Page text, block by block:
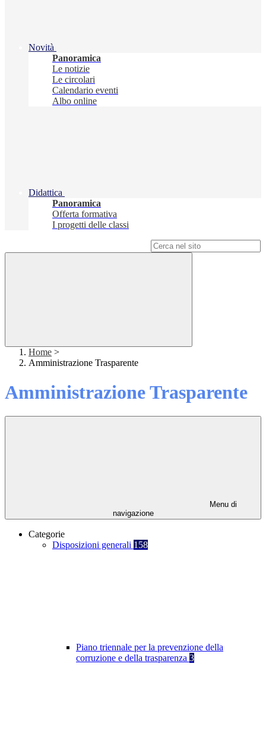
Novità
Panoramica
Le notizie
Le circolari
Calendario eventi
Albo online
Didattica
Panoramica
Offerta formativa
I progetti delle classi
Home >
Amministrazione Trasparente
Amministrazione Trasparente
Menu di
navigazione
Categorie
Disposizioni generali 158
Piano triennale per la prevenzione della
corruzione e della trasparenza 3